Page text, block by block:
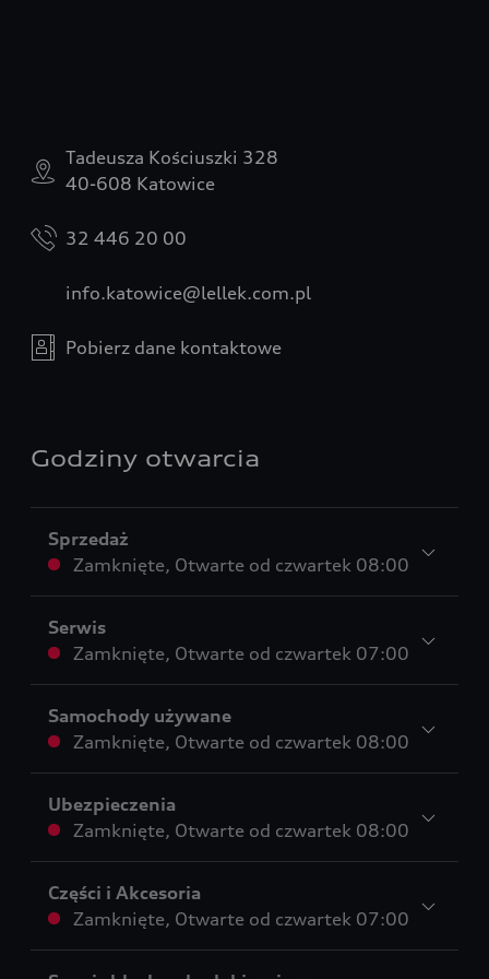
Tadeusza Kościuszki 328
40-608 Katowice
32 446 20 00
info.katowice@lellek.com.pl
Pobierz dane kontaktowe
Godziny otwarcia
Sprzedaż
Zamknięte, Otwarte od czwartek 08:00
Serwis
Zamknięte, Otwarte od czwartek 07:00
Samochody używane
Zamknięte, Otwarte od czwartek 08:00
Ubezpieczenia
Zamknięte, Otwarte od czwartek 08:00
Części i Akcesoria
Zamknięte, Otwarte od czwartek 07:00